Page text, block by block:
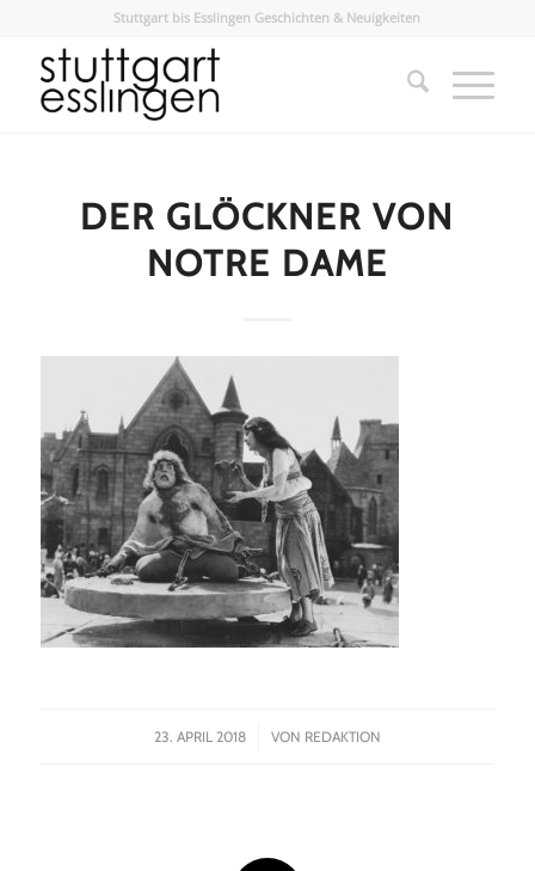
Stuttgart bis Esslingen Geschichten & Neuigkeiten
DER GLÖCKNER VON
NOTRE DAME
23. APRIL 2018
/ VON REDAKTION